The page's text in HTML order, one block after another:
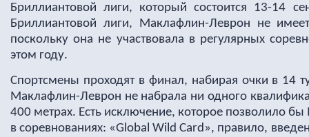
Бриллиантовой лиги, который состоится 13-14
Бриллиантовой лиги, Маклафлин-Леврон не
поскольку она не участвовала в регулярных
этом году.
Спортсмены проходят в финал, набирая очки в 14
Маклафлин-Леврон не набрала ни одного
400 метрах. Есть исключение, которое позволило
в соревнованиях: «Global Wild Card», правило,